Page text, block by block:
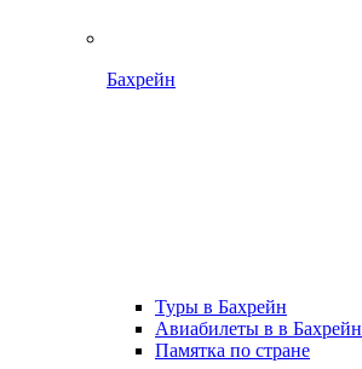
Бахрейн
Туры в Бахрейн
Авиабилеты в в Бахрейн
Памятка по стране